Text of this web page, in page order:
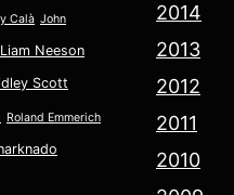
Calà John
Liam Neeson
Scott
Roland Emmerich
2014
2013
2012
2011
2010